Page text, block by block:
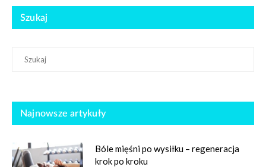
Szukaj
Najnowsze artykuły
Bóle mięśni po wysiłku – regeneracja
krok po kroku